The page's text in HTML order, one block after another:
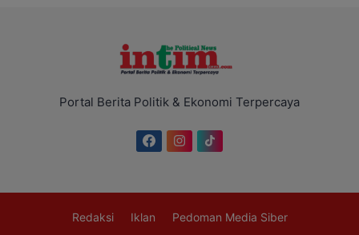
Portal Berita Politik & Ekonomi Terpercaya
Redaksi Iklan Pedoman Media Siber